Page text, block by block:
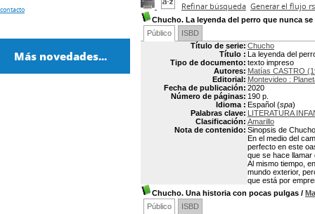
Refinar búsqueda Generar el flujo
Chucho. La leyenda del perro que nunca se
Público
ISBD
Título de serie: Chucho
Título : La leyenda del
Tipo de documento: texto impreso
Autores: Matías CASTRO
Editorial: Montevideo :
Fecha de publicación: 2020
Número de páginas: 190 p.
Idioma : Español (spa)
Palabras clave: LITERATURA
Clasificación: Amarillo
Nota de contenido: Sinopsis de
En el medio del
perfecto en este
que se hace llamar
Al mismo tiempo,
mundo exterior,
que está por
Chucho. Una historia con pocas pulgas /
Público
ISBD
contacto
Más novedades...